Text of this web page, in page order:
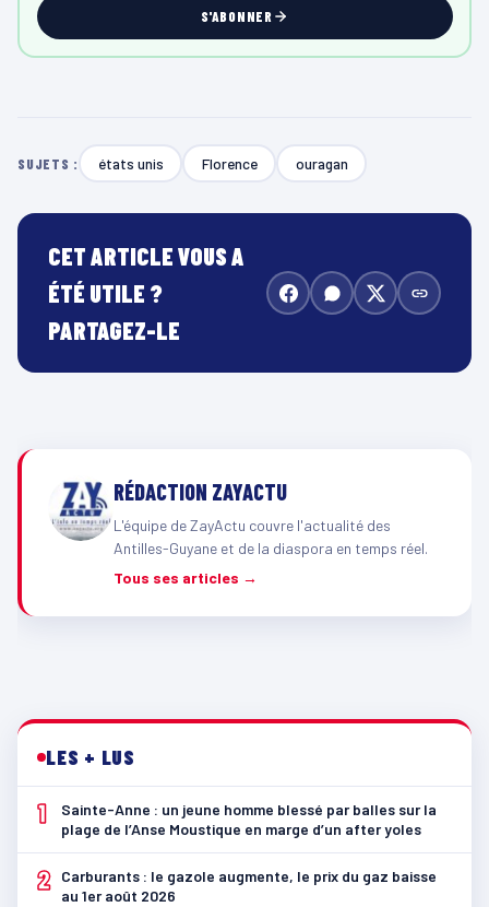
S'ABONNER
SUJETS : états unis Florence ouragan
CET ARTICLE VOUS A
ÉTÉ UTILE ?
PARTAGEZ-LE
RÉDACTION ZAYACTU
L'équipe de ZayActu couvre l'actualité des
Antilles-Guyane et de la diaspora en temps réel.
Tous ses articles →
LES + LUS
1
Sainte-Anne : un jeune homme blessé par balles sur la
plage de l’Anse Moustique en marge d’un after yoles
2
Carburants : le gazole augmente, le prix du gaz baisse
au 1er août 2026